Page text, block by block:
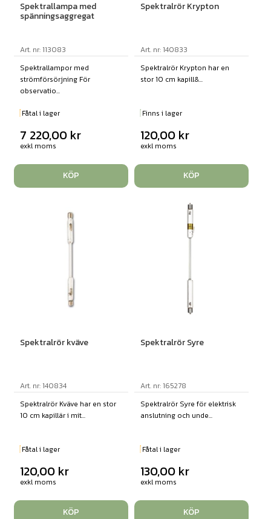
Spektrallampa med
spänningsaggregat
Art. nr: 113083
Spektrallampor med
strömförsörjning För
observatio...
Fåtal i lager
7 220,00 kr
exkl moms
KÖP
Spektralrör Krypton
Art. nr: 140833
Spektralrör Krypton har en
stor 10 cm kapill&...
Finns i lager
120,00 kr
exkl moms
KÖP
Spektralrör kväve
Art. nr: 140834
Spektralrör Kväve har en stor
10 cm kapillär i mit...
Fåtal i lager
120,00 kr
exkl moms
KÖP
Spektralrör Syre
Art. nr: 165278
Spektralrör Syre för elektrisk
anslutning och unde...
Fåtal i lager
130,00 kr
exkl moms
KÖP